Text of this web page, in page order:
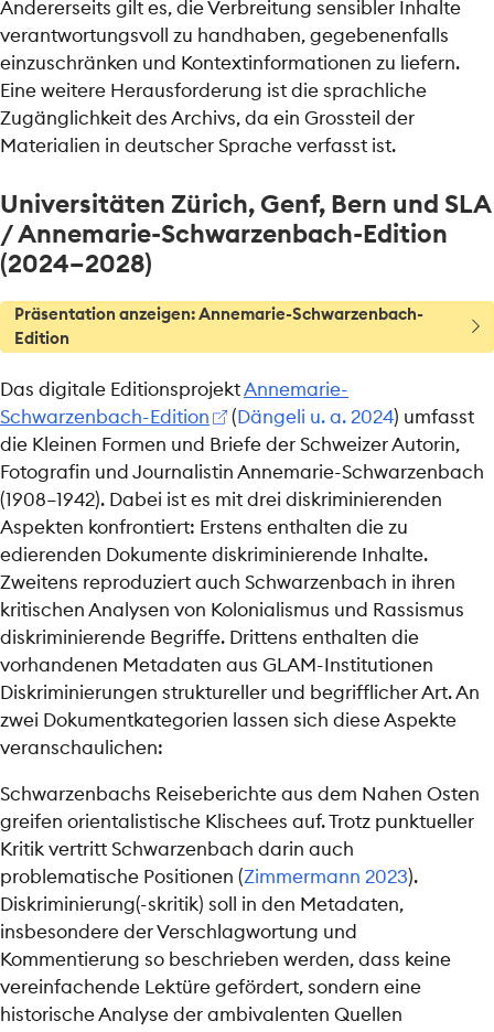
Andererseits gilt es, die Verbreitung sensibler Inhalte
verantwortungsvoll zu handhaben, gegebenenfalls
einzuschränken und Kontextinformationen zu liefern.
Eine weitere Herausforderung ist die sprachliche
Zugänglichkeit des Archivs, da ein Grossteil der
Materialien in deutscher Sprache verfasst ist.
Universitäten Zürich, Genf, Bern und SLA
/ Annemarie-Schwarzenbach-Edition
(2024–2028)
T
i
p
Präsentation anzeigen: Annemarie-Schwarzenbach-
Edition
Das digitale EditionsprojektAnnemarie-
Schwarzenbach-Edition
(Dängeli u. a. 2024) umfasst
die Kleinen Formen und Briefe der Schweizer Autorin,
Fotografin und Journalistin Annemarie-Schwarzenbach
(1908–1942). Dabei ist es mit drei diskriminierenden
Aspekten konfrontiert: Erstens enthalten die zu
edierenden Dokumente diskriminierende Inhalte.
Zweitens reproduziert auch Schwarzenbach in ihren
kritischen Analysen von Kolonialismus und Rassismus
diskriminierende Begriffe. Drittens enthalten die
vorhandenen Metadaten aus GLAM-Institutionen
Diskriminierungen struktureller und begrifflicher Art. An
zwei Dokumentkategorien lassen sich diese Aspekte
veranschaulichen:
Schwarzenbachs Reiseberichte aus dem Nahen Osten
greifen orientalistische Klischees auf. Trotz punktueller
Kritik vertritt Schwarzenbach darin auch
problematische Positionen (Zimmermann 2023).
Diskriminierung(-skritik) soll in den Metadaten,
insbesondere der Verschlagwortung und
Kommentierung so beschrieben werden, dass keine
vereinfachende Lektüre gefördert, sondern eine
historische Analyse der ambivalenten Quellen